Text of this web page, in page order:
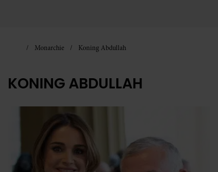
Monarchie Koning Abdullah
KONING ABDULLAH